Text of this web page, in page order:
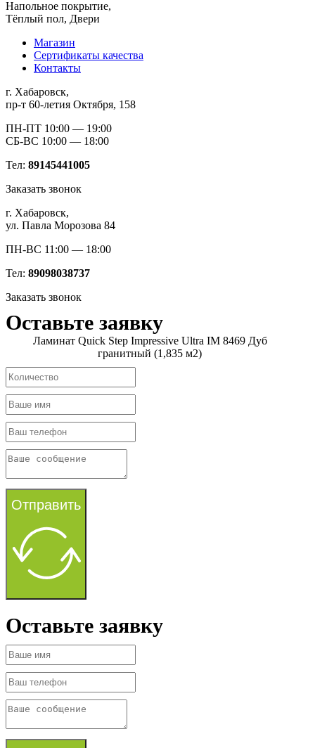
Напольное покрытие,
Тёплый пол, Двери
Магазин
Сертификаты качества
Контакты
г. Хабаровск,
пр-т 60-летия Октября, 158
ПН-ПТ 10:00 — 19:00
СБ-ВС 10:00 — 18:00
Тел: 89145441005
Заказать звонок
г. Хабаровск,
ул. Павла Морозова 84
ПН-ВС 11:00 — 18:00
Тел: 89098038737
Заказать звонок
Оставьте заявку
Ламинат Quick Step Impressive Ultra IM 8469 Дуб
гранитный (1,835 м2)
Отправить
Оставьте заявку